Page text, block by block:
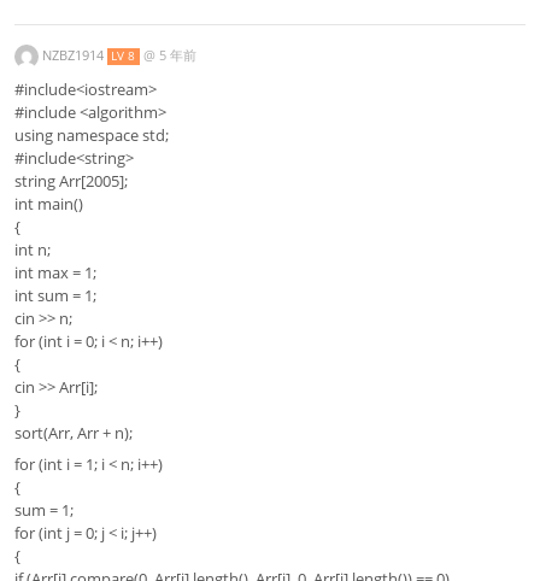
NZBZ1914 LV 8 @ 5 年前
#include<iostream>
#include <algorithm>
using namespace std;
#include<string>
string Arr[2005];
int main()
{
int n;
int max = 1;
int sum = 1;
cin >> n;
for (int i = 0; i < n; i++)
{
cin >> Arr[i];
}
sort(Arr, Arr + n);
for (int i = 1; i < n; i++)
{
sum = 1;
for (int j = 0; j < i; j++)
{